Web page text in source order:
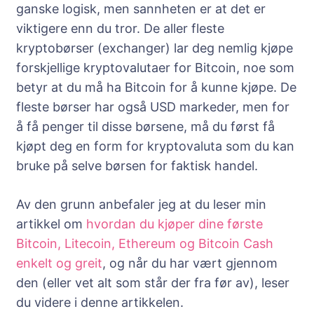
ganske logisk, men sannheten er at det er
viktigere enn du tror. De aller fleste
kryptobørser (exchanger) lar deg nemlig kjøpe
forskjellige kryptovalutaer for Bitcoin, noe som
betyr at du må ha Bitcoin for å kunne kjøpe. De
fleste børser har også USD markeder, men for
å få penger til disse børsene, må du først få
kjøpt deg en form for kryptovaluta som du kan
bruke på selve børsen for faktisk handel.
Av den grunn anbefaler jeg at du leser min
artikkel om hvordan du kjøper dine første
Bitcoin, Litecoin, Ethereum og Bitcoin Cash
enkelt og greit, og når du har vært gjennom
den (eller vet alt som står der fra før av), leser
du videre i denne artikkelen.